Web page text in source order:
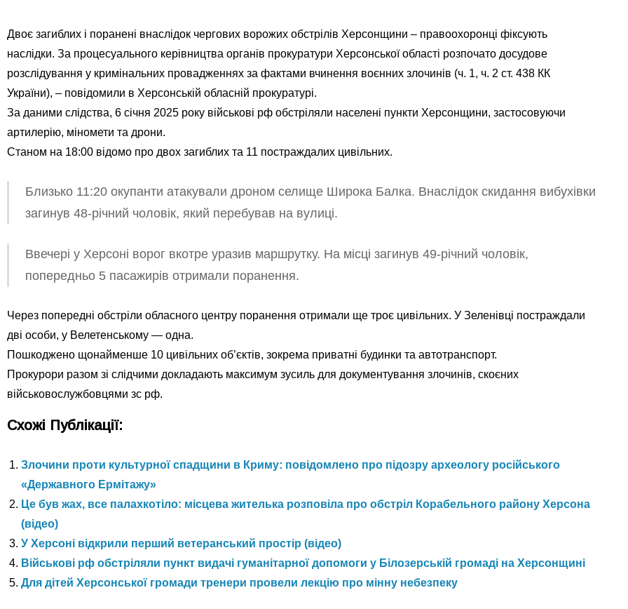
Двоє загиблих і поранені внаслідок чергових ворожих обстрілів Херсонщини – правоохоронці фіксують
наслідки. За процесуального керівництва органів прокуратури Херсонської області розпочато досудове
розслідування у кримінальних провадженнях за фактами вчинення воєнних злочинів (ч. 1, ч. 2 ст. 438 КК
України), – повідомили в Херсонській обласній прокуратурі.
За даними слідства, 6 січня 2025 року військові рф обстріляли населені пункти Херсонщини, застосовуючи
артилерію, міномети та дрони.
Станом на 18:00 відомо про двох загиблих та 11 постраждалих цивільних.
Близько 11:20 окупанти атакували дроном селище Широка Балка. Внаслідок скидання вибухівки
загинув 48-річний чоловік, який перебував на вулиці.
Ввечері у Херсоні ворог вкотре уразив маршрутку. На місці загинув 49-річний чоловік,
попередньо 5 пасажирів отримали поранення.
Через попередні обстріли обласного центру поранення отримали ще троє цивільних. У Зеленівці постраждали
дві особи, у Велетенському — одна.
Пошкоджено щонайменше 10 цивільних об’єктів, зокрема приватні будинки та автотранспорт.
Прокурори разом зі слідчими докладають максимум зусиль для документування злочинів, скоєних
військовослужбовцями зс рф.
Схожі Публікації:
Злочини проти культурної спадщини в Криму: повідомлено про підозру археологу російського
«Державного Ермітажу»
Це був жах, все палахкотіло: місцева жителька розповіла про обстріл Корабельного району Херсона
(відео)
У Херсоні відкрили перший ветеранський простір (відео)
Військові рф обстріляли пункт видачі гуманітарної допомоги у Білозерській громаді на Херсонщині
Для дітей Херсонської громади тренери провели лекцію про мінну небезпеку